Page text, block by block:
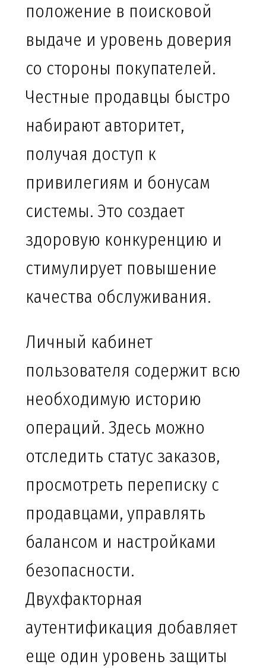
положение в поисковой
выдаче и уровень доверия
со стороны покупателей.
Честные продавцы быстро
набирают авторитет,
получая доступ к
привилегиям и бонусам
системы. Это создает
здоровую конкуренцию и
стимулирует повышение
качества обслуживания.
Личный кабинет
пользователя содержит всю
необходимую историю
операций. Здесь можно
отследить статус заказов,
просмотреть переписку с
продавцами, управлять
балансом и настройками
безопасности.
Двухфакторная
аутентификация добавляет
еще один уровень защиты